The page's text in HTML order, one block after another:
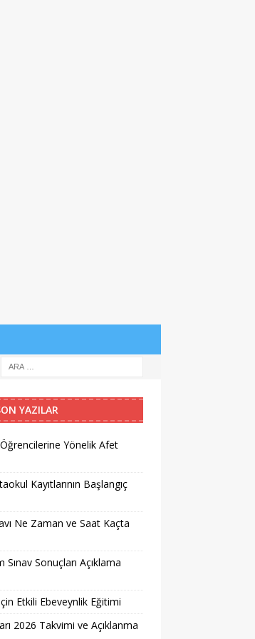
YAZILAR
Yönelik Afet
Kayıtlarının Başlangıç
Ne Zaman ve Saat Kaçta
Sonuçları Açıklama
Etkili Ebeveynlik Eğitimi
2026 Takvimi ve Açıklanma